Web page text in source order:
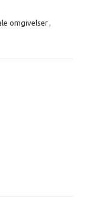
omgivelser,